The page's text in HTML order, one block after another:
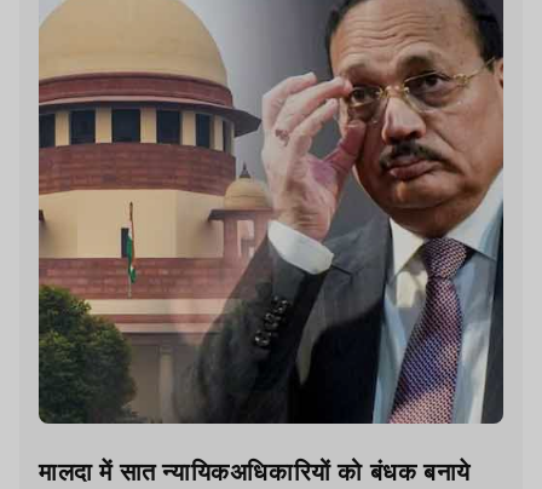
मालदा में सात न्यायिकअधिकारियों को बंधक बनाये